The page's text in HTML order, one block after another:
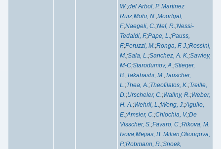
W.;del Arbol, P. Martinez
Ruiz;Mohr, N.;Moortgat,
F.;Naegeli, C.;Nef, R.;Nessi-
Tedaldi, F.;Pape, L.;Pauss,
F.;Peruzzi, M.;Ronga, F. J.;Rossini,
M.;Sala, L.;Sanchez, A. K.;Sawley,
M-C;Starodumov, A.;Stieger,
B.;Takahashi, M.;Tauscher,
L.;Thea, A.;Theofilatos, K.;Treille,
D.;Urscheler, C.;Wallny, R.;Weber,
H. A.;Wehrli, L.;Weng, J.;Aguilo,
E.;Amsler, C.;Chiochia, V.;De
Visscher, S.;Favaro, C.;Rikova, M.
Ivova;Mejias, B. Milian;Otiougova,
P.;Robmann, R.;Snoek,